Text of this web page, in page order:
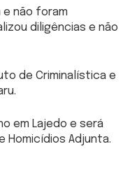
não foram
diligências e não
de Criminalística e
em Lajedo e será
Homicídios Adjunta.